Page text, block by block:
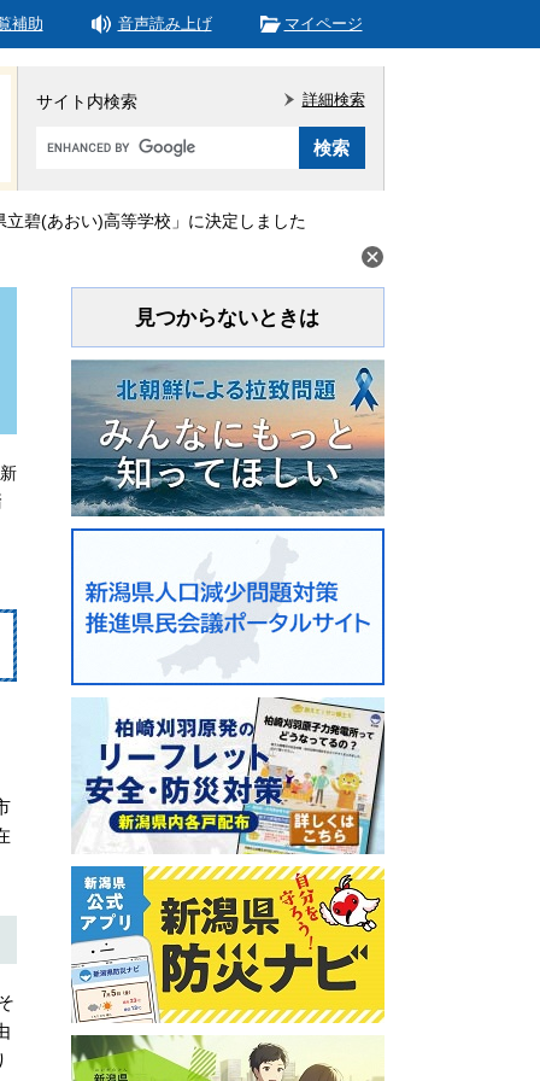
補助 音声読み上げ マイページ
サイト内検索
Google
タ
ム
詳細検索
碧(あおい)高等学校」に決定しました
見つからないときは